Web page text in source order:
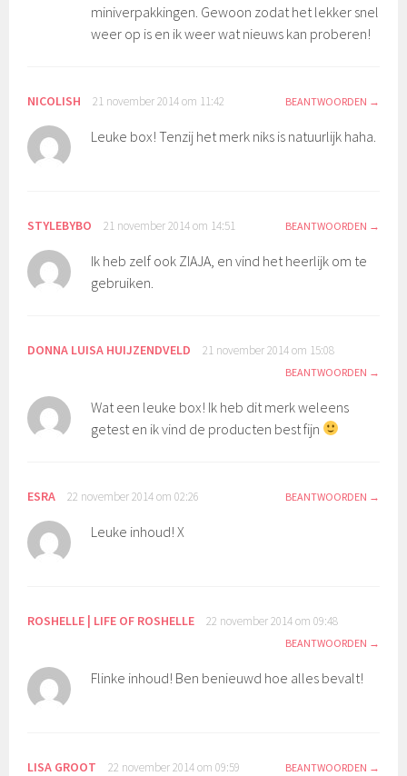
miniverpakkingen. Gewoon zodat het lekker snel
weer op is en ik weer wat nieuws kan proberen!
NICOLISH 21 november 2014 om 11:42 BEANTWOORDEN
Leuke box! Tenzij het merk niks is natuurlijk haha.
STYLEBYBO 21 november 2014 om 14:51 BEANTWOORDEN
Ik heb zelf ook ZIAJA, en vind het heerlijk om te
gebruiken.
DONNA LUISA HUIJZENDVELD 21 november 2014 om 15:08
BEANTWOORDEN
Wat een leuke box! Ik heb dit merk weleens
getest en ik vind de producten best fijn
ESRA 22 november 2014 om 02:26 BEANTWOORDEN
Leuke inhoud! X
ROSHELLE | LIFE OF ROSHELLE 22 november 2014 om 09:48
BEANTWOORDEN
Flinke inhoud! Ben benieuwd hoe alles bevalt!
LISA GROOT 22 november 2014 om 09:59 BEANTWOORDEN